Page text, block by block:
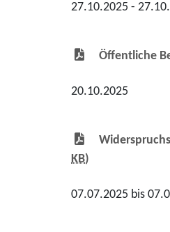
27.10.2025 -
Öffentliche
20.10.2025
KB)
07.07.2025 bis